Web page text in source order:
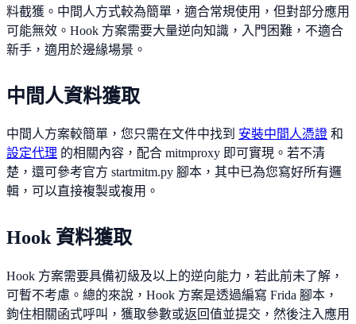
料截獲。中間人方式較為簡單，適合常規使用，但對部分應用
可能無效。Hook 方案需要大量逆向知識，入門困難，不適合
新手，適用於邊緣場景。
中間人資料獲取
中間人方案較簡單，您只需在文件中找到 安裝中間人憑證 和
設定代理 的相關內容，配合 mitmproxy 即可實現。若不清
楚，還可參考官方 startmitm.py 腳本，其中已為您寫好所有邏
輯，可以直接複製或複用。
Hook 資料獲取
Hook 方案需要具備初級及以上的逆向能力，若此前未了解，
可暫不考慮。總的來說，Hook 方案是透過編寫 Frida 腳本，
鉤住相關函式呼叫，獲取參數或返回值並提交，然後注入應用